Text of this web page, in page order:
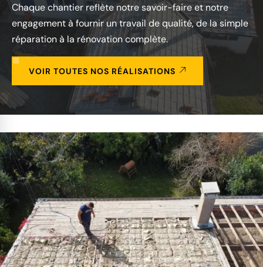
Chaque chantier reflète notre savoir-faire et notre
engagement à fournir un travail de qualité, de la simple
réparation à la rénovation complète.
VOIR TOUTES NOS RÉALISATIONS